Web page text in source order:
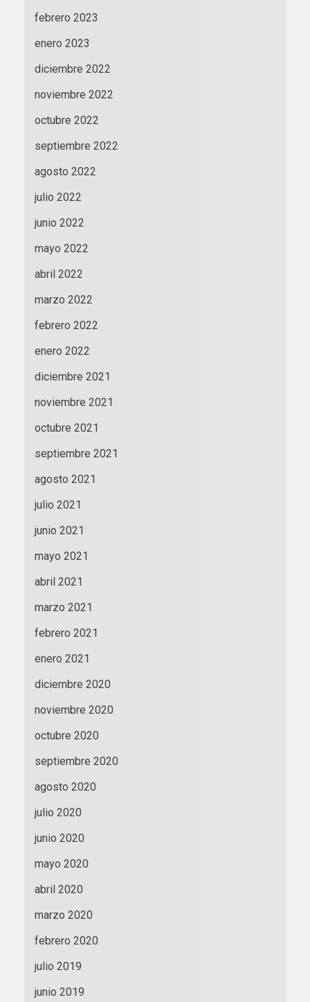
febrero 2023
enero 2023
diciembre 2022
noviembre 2022
octubre 2022
septiembre 2022
agosto 2022
julio 2022
junio 2022
mayo 2022
abril 2022
marzo 2022
febrero 2022
enero 2022
diciembre 2021
noviembre 2021
octubre 2021
septiembre 2021
agosto 2021
julio 2021
junio 2021
mayo 2021
abril 2021
marzo 2021
febrero 2021
enero 2021
diciembre 2020
noviembre 2020
octubre 2020
septiembre 2020
agosto 2020
julio 2020
junio 2020
mayo 2020
abril 2020
marzo 2020
febrero 2020
julio 2019
junio 2019